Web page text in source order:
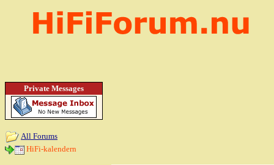
Private Messages
All Forums
HiFi-kalendern